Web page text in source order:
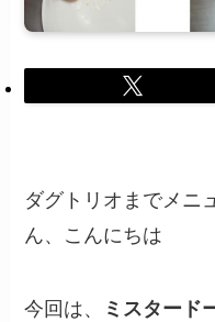
ダグトリオまでメニ
ん、こんにちは
今回は、
ミスタード